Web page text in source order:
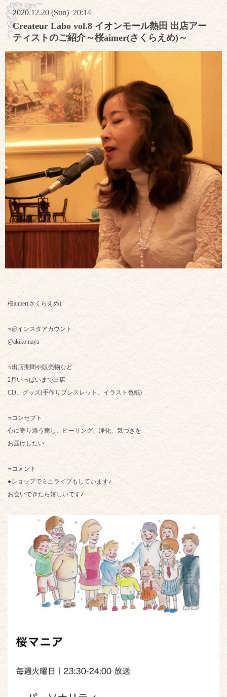
2020.12.20 (Sun) 20:14
Createur Labo vol.8 イオンモール熱田 出店アー
ティストのご紹介～桜aimer(さくらえめ)～
桜aimer(さくらえめ)
⭐️@インスタアカウント
@akiko.naya
⭐️出店期間や販売物など
2月いっぱいまで出店
CD、グッズ(手作りブレスレット、イラスト色紙)
⭐️コンセプト
心に寄り添う癒し、ヒーリング、浄化、気づきを
お届けしたい
⭐️コメント
●ショップでミニライブもしています♪
お会いできたら嬉しいです♪